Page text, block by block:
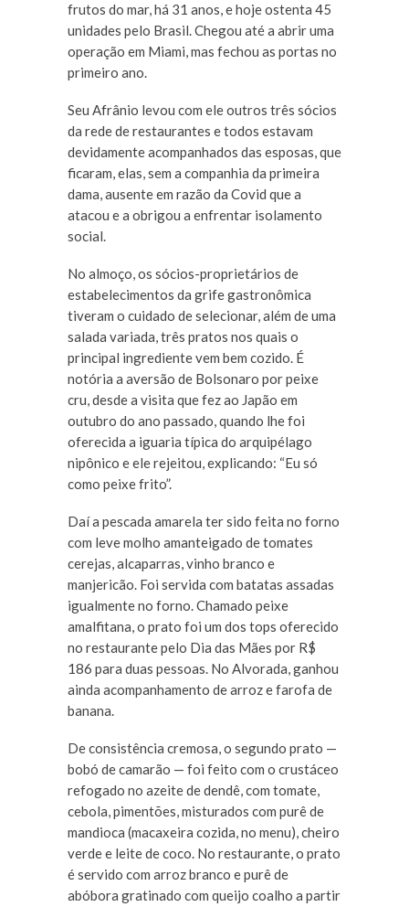
frutos do mar, há 31 anos, e hoje ostenta 45
unidades pelo Brasil. Chegou até a abrir uma
operação em Miami, mas fechou as portas no
primeiro ano.
Seu Afrânio levou com ele outros três sócios
da rede de restaurantes e todos estavam
devidamente acompanhados das esposas, que
ficaram, elas, sem a companhia da primeira
dama, ausente em razão da Covid que a
atacou e a obrigou a enfrentar isolamento
social.
No almoço, os sócios-proprietários de
estabelecimentos da grife gastronômica
tiveram o cuidado de selecionar, além de uma
salada variada, três pratos nos quais o
principal ingrediente vem bem cozido. É
notória a aversão de Bolsonaro por peixe
cru, desde a visita que fez ao Japão em
outubro do ano passado, quando lhe foi
oferecida a iguaria típica do arquipélago
nipônico e ele rejeitou, explicando: “Eu só
como peixe frito”.
Daí a pescada amarela ter sido feita no forno
com leve molho amanteigado de tomates
cerejas, alcaparras, vinho branco e
manjericão. Foi servida com batatas assadas
igualmente no forno. Chamado peixe
amalfitana, o prato foi um dos tops oferecido
no restaurante pelo Dia das Mães por R$
186 para duas pessoas. No Alvorada, ganhou
ainda acompanhamento de arroz e farofa de
banana.
De consistência cremosa, o segundo prato —
bobó de camarão — foi feito com o crustáceo
refogado no azeite de dendê, com tomate,
cebola, pimentões, misturados com purê de
mandioca (macaxeira cozida, no menu), cheiro
verde e leite de coco. No restaurante, o prato
é servido com arroz branco e purê de
abóbora gratinado com queijo coalho a partir